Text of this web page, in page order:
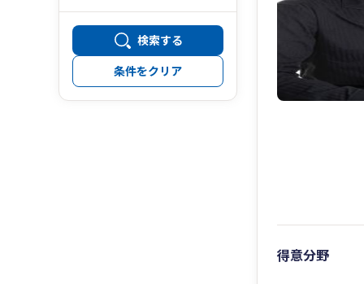
検索する
条件をクリア
得意分野